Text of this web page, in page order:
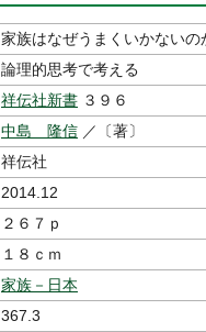
家族はなぜうまくいかないの
論理的思考で考える
祥伝社新書 ３９６
中島 隆信 ／〔著〕
祥伝社
2014.12
２６７ｐ
１８ｃｍ
家族－日本
367.3